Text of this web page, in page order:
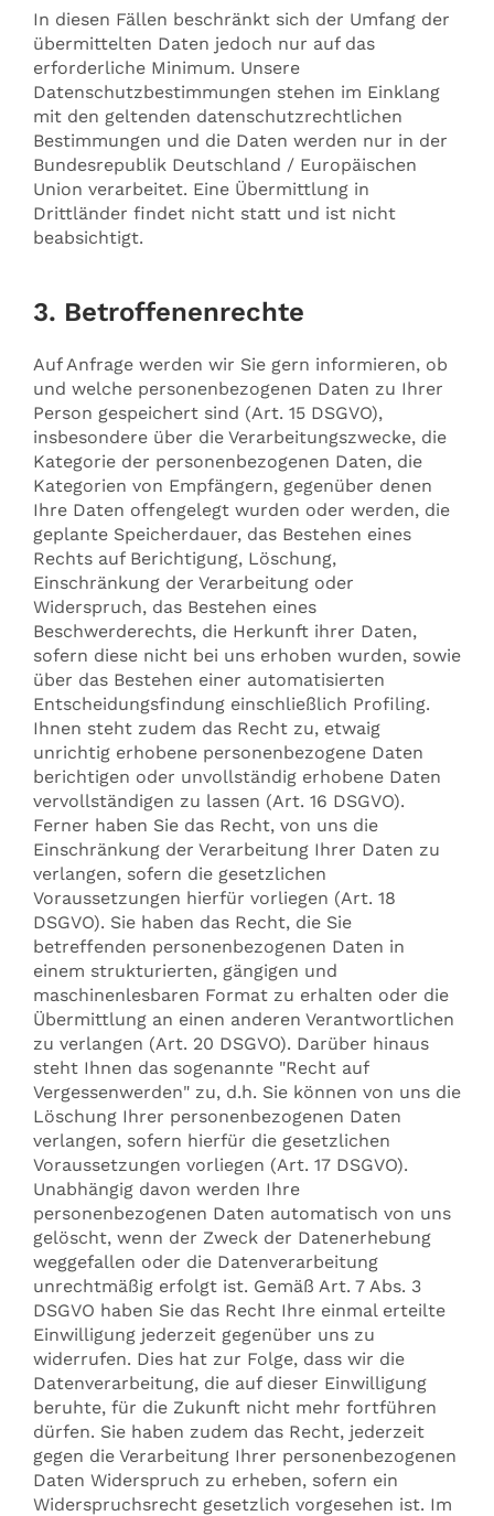
In diesen Fällen beschränkt sich der Umfang der
übermittelten Daten jedoch nur auf das
erforderliche Minimum. Unsere
Datenschutzbestimmungen stehen im Einklang
mit den geltenden datenschutzrechtlichen
Bestimmungen und die Daten werden nur in der
Bundesrepublik Deutschland / Europäischen
Union verarbeitet. Eine Übermittlung in
Drittländer findet nicht statt und ist nicht
beabsichtigt.
3. Betroffenenrechte
Auf Anfrage werden wir Sie gern informieren, ob
und welche personenbezogenen Daten zu Ihrer
Person gespeichert sind (Art. 15 DSGVO),
insbesondere über die Verarbeitungszwecke, die
Kategorie der personenbezogenen Daten, die
Kategorien von Empfängern, gegenüber denen
Ihre Daten offengelegt wurden oder werden, die
geplante Speicherdauer, das Bestehen eines
Rechts auf Berichtigung, Löschung,
Einschränkung der Verarbeitung oder
Widerspruch, das Bestehen eines
Beschwerderechts, die Herkunft ihrer Daten,
sofern diese nicht bei uns erhoben wurden, sowie
über das Bestehen einer automatisierten
Entscheidungsfindung einschließlich Profiling.
Ihnen steht zudem das Recht zu, etwaig
unrichtig erhobene personenbezogene Daten
berichtigen oder unvollständig erhobene Daten
vervollständigen zu lassen (Art. 16 DSGVO).
Ferner haben Sie das Recht, von uns die
Einschränkung der Verarbeitung Ihrer Daten zu
verlangen, sofern die gesetzlichen
Voraussetzungen hierfür vorliegen (Art. 18
DSGVO). Sie haben das Recht, die Sie
betreffenden personenbezogenen Daten in
einem strukturierten, gängigen und
maschinenlesbaren Format zu erhalten oder die
Übermittlung an einen anderen Verantwortlichen
zu verlangen (Art. 20 DSGVO). Darüber hinaus
steht Ihnen das sogenannte "Recht auf
Vergessenwerden" zu, d.h. Sie können von uns die
Löschung Ihrer personenbezogenen Daten
verlangen, sofern hierfür die gesetzlichen
Voraussetzungen vorliegen (Art. 17 DSGVO).
Unabhängig davon werden Ihre
personenbezogenen Daten automatisch von uns
gelöscht, wenn der Zweck der Datenerhebung
weggefallen oder die Datenverarbeitung
unrechtmäßig erfolgt ist. Gemäß Art. 7 Abs. 3
DSGVO haben Sie das Recht Ihre einmal erteilte
Einwilligung jederzeit gegenüber uns zu
widerrufen. Dies hat zur Folge, dass wir die
Datenverarbeitung, die auf dieser Einwilligung
beruhte, für die Zukunft nicht mehr fortführen
dürfen. Sie haben zudem das Recht, jederzeit
gegen die Verarbeitung Ihrer personenbezogenen
Daten Widerspruch zu erheben, sofern ein
Widerspruchsrecht gesetzlich vorgesehen ist. Im